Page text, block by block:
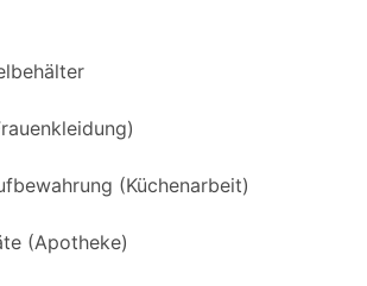
(Küchenarbeit)
(Apotheke)